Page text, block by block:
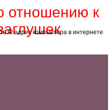
отношению к